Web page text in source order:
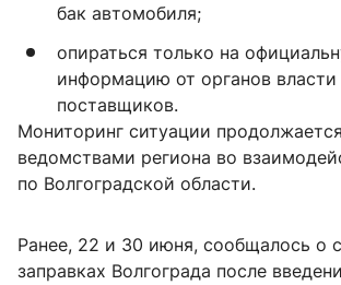
бак автомобиля;
опираться только на
информацию от органов
поставщиков.
Мониторинг ситуации
ведомствами региона во
по Волгоградской области.
Ранее, 22 и 30 июня, сообщалось о
заправках Волгограда после